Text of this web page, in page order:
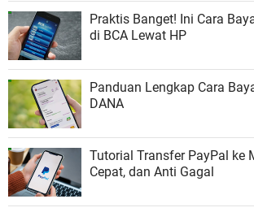
Praktis Banget! Ini Cara
di BCA Lewat HP
Panduan Lengkap Cara
DANA
Tutorial Transfer PayPal ke
Cepat, dan Anti Gagal